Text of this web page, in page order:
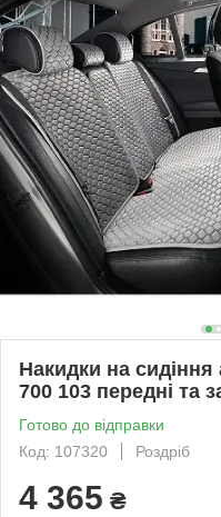
Накидки на
700 103 передні та
Готово до відправки
Код: 107320
Роздріб
4 365 ₴